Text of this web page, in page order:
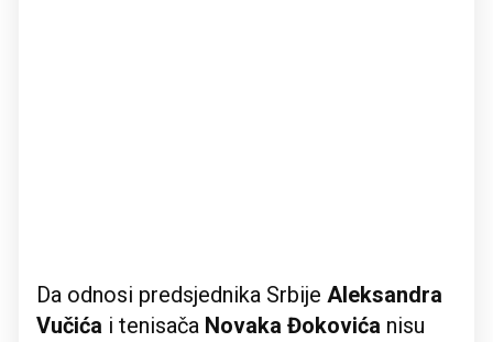
Da odnosi predsjednika Srbije Aleksandra
Vučića i tenisača Novaka Đokovića nisu